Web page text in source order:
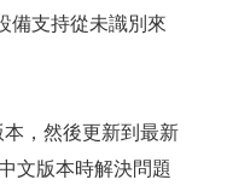
備支持從未識別來
，然後更新到最新
文版本時解決問題